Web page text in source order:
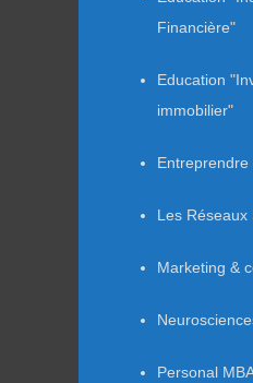
Financière"
Education
immobilier"
Entreprendre
Les Réseaux
Marketing &
Personal